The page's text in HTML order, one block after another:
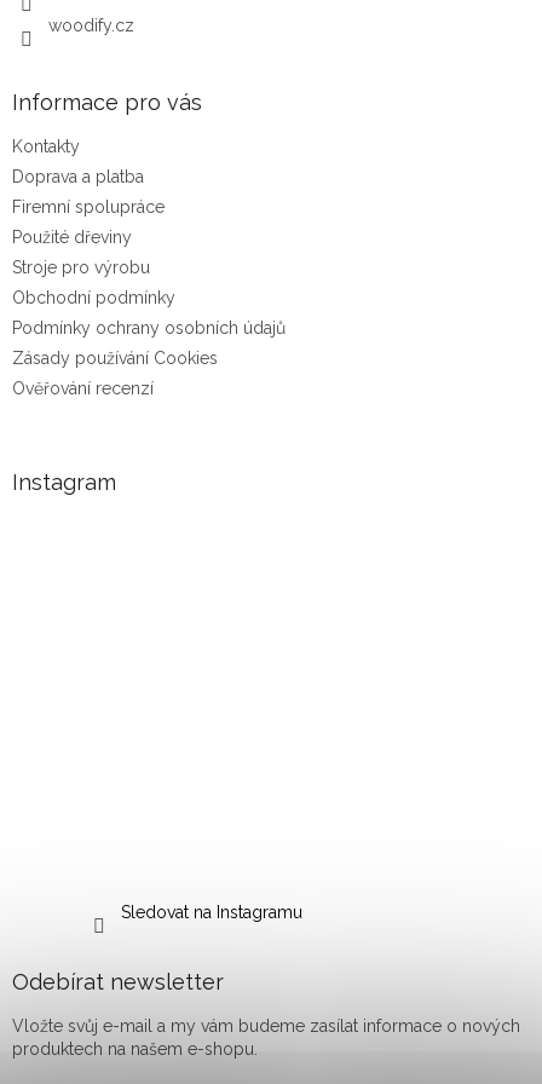
woodify.cz
Informace pro vás
Kontakty
Doprava a platba
Firemní spolupráce
Použité dřeviny
Stroje pro výrobu
Obchodní podmínky
Podmínky ochrany osobních údajů
Zásady používání Cookies
Ověřování recenzí
Instagram
Sledovat na Instagramu
Odebírat newsletter
Vložte svůj e-mail a my vám budeme zasílat informace o nových
produktech na našem e-shopu.